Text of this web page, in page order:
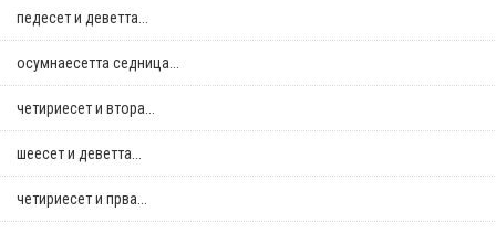
педесет и деветта...
осумнaесетта седница...
четириесет и втора...
шеесет и деветта...
четириесет и прва...